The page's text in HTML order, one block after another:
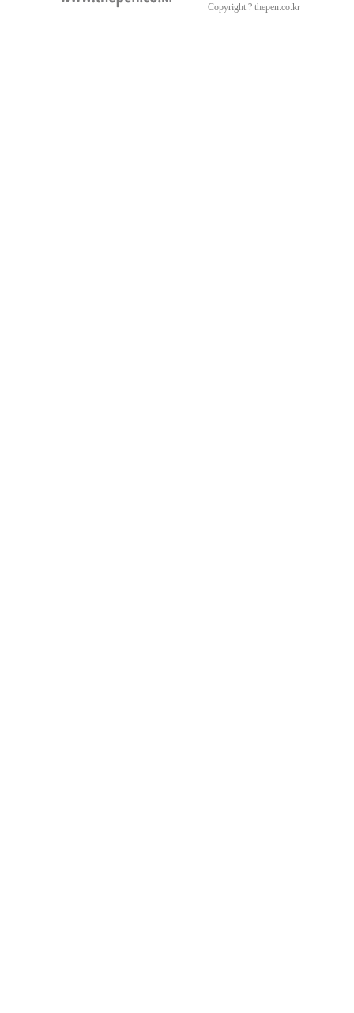
Copyright ? thepen.co.kr